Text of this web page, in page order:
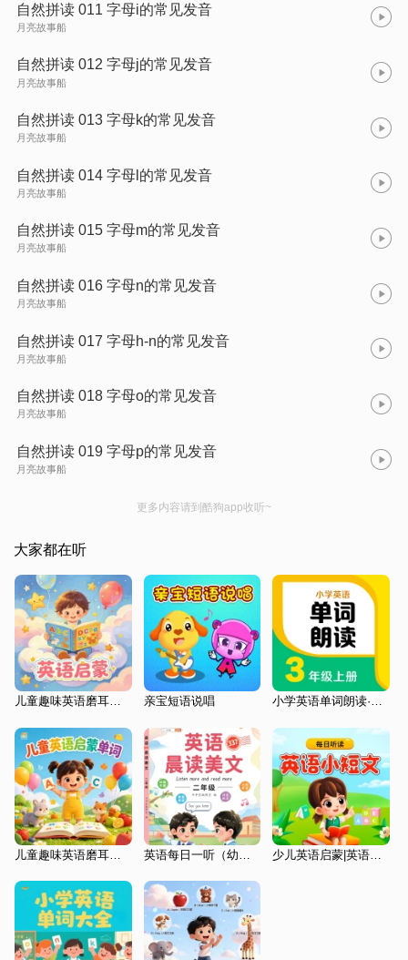
自然拼读 011 字母i的常见发音
月亮故事船
自然拼读 012 字母j的常见发音
月亮故事船
自然拼读 013 字母k的常见发音
月亮故事船
自然拼读 014 字母l的常见发音
月亮故事船
自然拼读 015 字母m的常见发音
月亮故事船
自然拼读 016 字母n的常见发音
月亮故事船
自然拼读 017 字母h-n的常见发音
月亮故事船
自然拼读 018 字母o的常见发音
月亮故事船
自然拼读 019 字母p的常见发音
月亮故事船
更多内容请到酷狗app收听~
大家都在听
儿童趣味英语磨耳朵|幼儿日常英语小短句 亲宝短语说唱 小学英语单词朗读·三年级(上)
少儿英语启蒙|英语小短文|儿童英语听读